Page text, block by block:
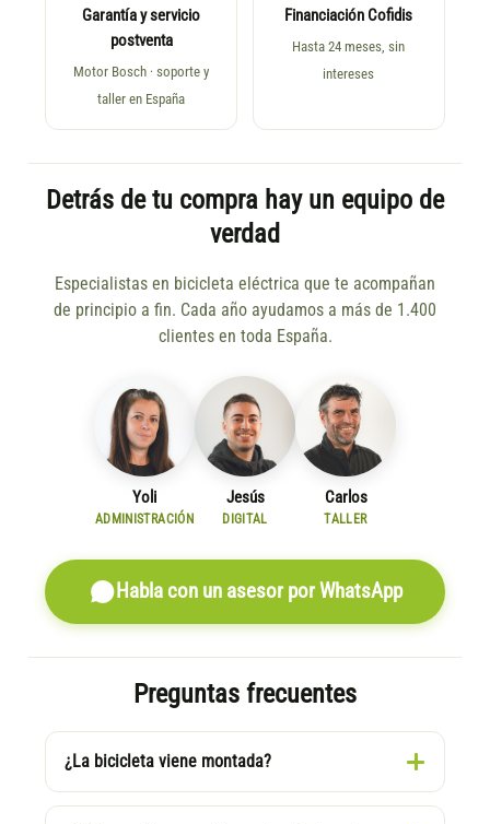
Garantía y servicio
postventa
Motor Bosch · soporte y
taller en España
Financiación Cofidis
Hasta 24 meses, sin
intereses
Detrás de tu compra hay un equipo de
verdad
Especialistas en bicicleta eléctrica que te acompañan
de principio a fin. Cada año ayudamos a más de 1.400
clientes en toda España.
Yoli
ADMINISTRACIÓN
Jesús
DIGITAL
Carlos
TALLER
Habla con un asesor por WhatsApp
Preguntas frecuentes
¿La bicicleta viene montada?